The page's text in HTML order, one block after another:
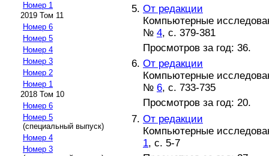
Номер 1
2019 Том 11
Номер 6
Номер 5
Номер 4
Номер 3
Номер 2
Номер 1
2018 Том 10
Номер 6
Номер 5
(специальный выпуск)
Номер 4
Номер 3
От редакции
Компьютерные
№ 4, с. 379-381
Просмотров за год: 36.
От редакции
Компьютерные
№ 6, с. 733-735
Просмотров за год: 20.
От редакции
Компьютерные
1, с. 5-7